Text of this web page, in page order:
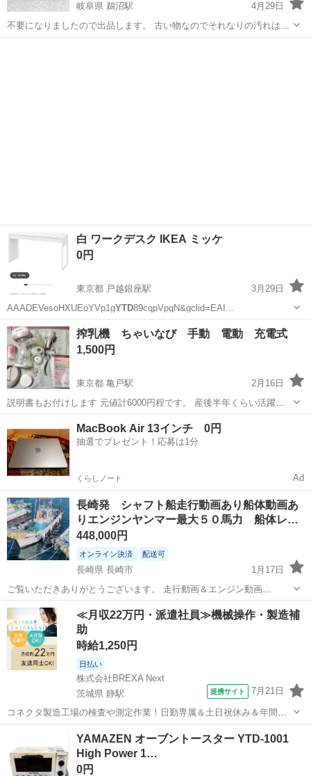
岐阜県 鵜沼駅
4月29日
不要になりましたので出品します。 古い物なのでそれなりの汚れは有
ります。 取りに来られる方でお願いします。
白 ワークデスク IKEA ミッケ
0円
東京都 戸越銀座駅
3月29日
AAADEVesoHXUEoYVp1gYTD89cqpVpqN&gclid=EAI…
東京 品川区 戸越銀座駅 テーブル ミッケ
搾乳機 ちゃいなび 手動 電動 充電式
1,500円
東京都 亀戸駅
2月16日
説明書もお付けします 元値計6000円程です。 産後半年くらい活躍し
てもらいました。 その後はしまい込んでました。 消毒済みです。 使
う予定がなくなったのでお譲りします。 初産で乳首が吸いづらいとき
用の吸引器とピジョ...
MacBook Air 13インチ 0円
抽選でプレゼント！応募は1分
くらしノート Ad
長崎発 シャフト船走行動画あり船体動画あ
りエンジンヤンマー最大５０馬力 船体レ…
448,000円
オンライン決済 配送可
長崎県 長崎市
1月17日
ご覧いただきありがとうございます。 走行動画＆エンジン動画
https://www.youtube.com/watch?v=l93TZiTfCjk&t=13s こちらをクリッ
クすると見る事が出来ます。 船体動画 ht...
長崎 長崎市 その他 船体
≪月収22万円・派遣社員≫機械操作・製造補
助
時給1,250円
日払い
株式会社BREXA Next
茨城県 静駅
提携サイト 7月21日
コネクタ製造工場の検査や測定作業！日勤専属＆土日祝休み＆年間休
日128日★クリーンルーム内作業★マイカー通勤OK＆無料駐車場あり
★就業先食堂利用可！日払い制度あり！《茨城県常陸大宮市》 人気の
工場のお仕事 ◇コネクタ製造工...
その他
YAMAZEN オーブントースター YTD-1001
High Power 1…
0円